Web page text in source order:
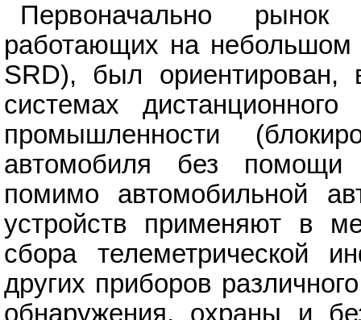
Первоначально
работающих на
SRD), был ориентирован,
системах
промышленности
автомобиля без помощи
помимо автомобильной
устройств применяют в
сбора телеметрической
других приборов
обнаружения, охраны и